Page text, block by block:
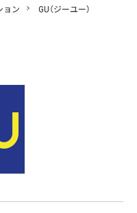
ョン GU（ジーユー）